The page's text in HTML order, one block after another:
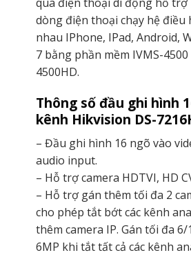
dòng điện thoại chạy hệ điều
nhau IPhone, IPad, Android,
7 bằng phần mềm IVMS-4500
4500HD.
Thông số đầu ghi hình
kênh Hikvision DS-
– Đầu ghi hình 16 ngõ vào
audio input.
– Hỗ trợ camera HDTVI, HD
– Hỗ trợ gán thêm tối đa 2
cho phép tắt bớt các kênh
thêm camera IP. Gán tối đa
6MP khi tắt tất cả các kênh